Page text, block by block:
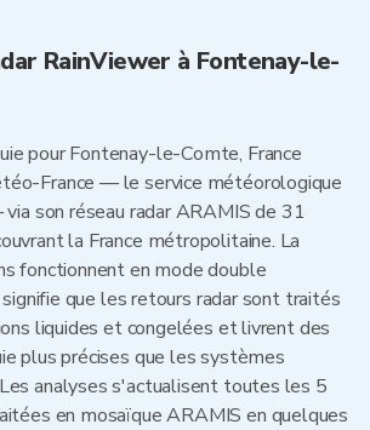
RainViewer à Fontenay-le-
pour Fontenay-le-Comte, France
France — le service météorologique
son réseau radar ARAMIS de 31
la France métropolitaine. La
fonctionnent en mode double
que les retours radar sont traités
liquides et congelées et livrent des
plus précises que les systèmes
analyses s'actualisent toutes les 5
en mosaïque ARAMIS en quelques